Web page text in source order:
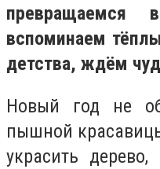
превращаемся
вспоминаем
детства, ждём
Новый год не
пышной
украсить